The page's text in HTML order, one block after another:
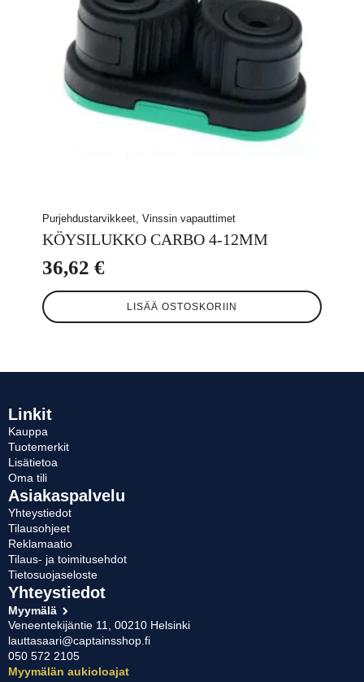
Purjehdustarvikkeet, Vinssin vapauttimet
KÖYSILUKKO CARBO 4-12MM
36,62 €
LISÄÄ OSTOSKORIIN
Linkit
Kauppa
Tuotemerkit
Lisätietoa
Oma tili
Asiakaspalvelu
Yhteystiedot
Tilausohjeet
Reklamaatio
Tilaus- ja toimitusehdot
Tietosuojaseloste
Yhteystiedot
Myymälä
Veneentekijäntie 11, 00210 Helsinki
lauttasaari@captainsshop.fi
050 572 2105
Myymälän aukioloajat